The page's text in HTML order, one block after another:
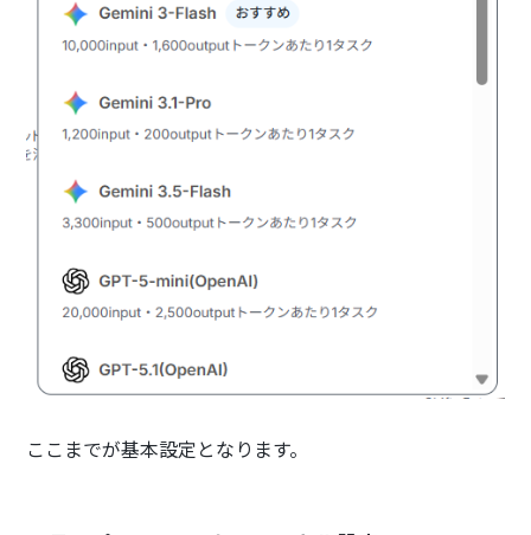
ここまでが基本設定となります。